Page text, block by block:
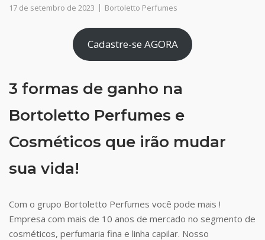
17 de setembro de 2023 Bortoletto Perfumes
Cadastre-se AGORA
3 formas de ganho na
Bortoletto Perfumes e
Cosméticos que irão mudar
sua vida!
Com o grupo Bortoletto Perfumes você pode mais !
Empresa com mais de 10 anos de mercado no segmento de
cosméticos, perfumaria fina e linha capilar. Nosso